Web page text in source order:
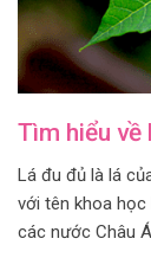
Tìm hiểu về
Lá đu đủ là lá
với tên khoa học
các nước Châu